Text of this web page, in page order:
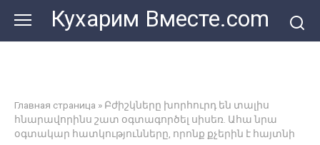
контенту
Кухарим Вместе.com
Главная страница » Բժիշկները խորհուրդ են տալիս
հնարավորինս շատ օգտագործել սիսեռ. Ահա նրա
օգտակար հատկությունները, որոնք քչերին է հայտնի